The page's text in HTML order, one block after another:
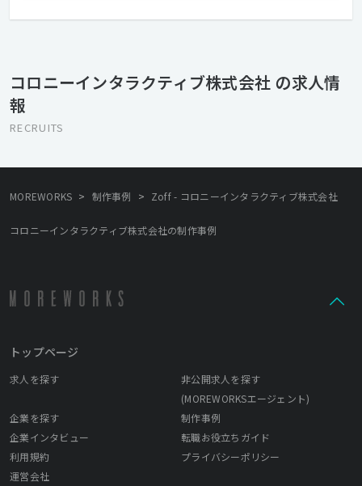
で私たちは、デザインやテクノロジーを最大限に使い「心地よ
する意味を理解して、業務範囲を自分で決めずに様々な部分でプ
コロニーインタラクティブ株式会社 の求人情
報
RECRUITS
MOREWORKS > 制作事例 > Zoff - コロニーインタラクティブ株式会社
コロニーインタラクティブ株式会社の制作事例
トップページ
求人を探す
非公開求人を探す
(MOREWORKSエージェント)
企業を探す
制作事例
企業インタビュー
転職お役立ちガイド
利用規約
プライバシーポリシー
運営会社